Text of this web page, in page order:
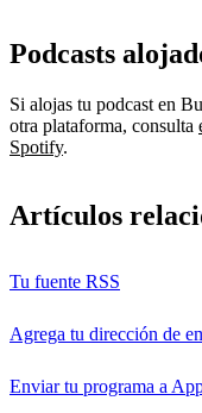
Podcasts
Si alojas tu podcast en
otra plataforma, consulta
Spotify.
Artículos
Tu fuente RSS
Agrega tu dirección de
Enviar tu programa a